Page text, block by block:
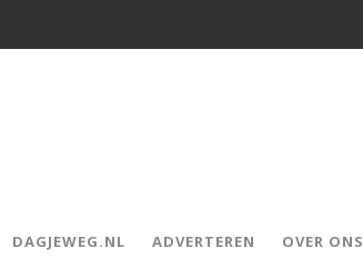
DAGJEWEG.NL ADVERTEREN OVER ONS